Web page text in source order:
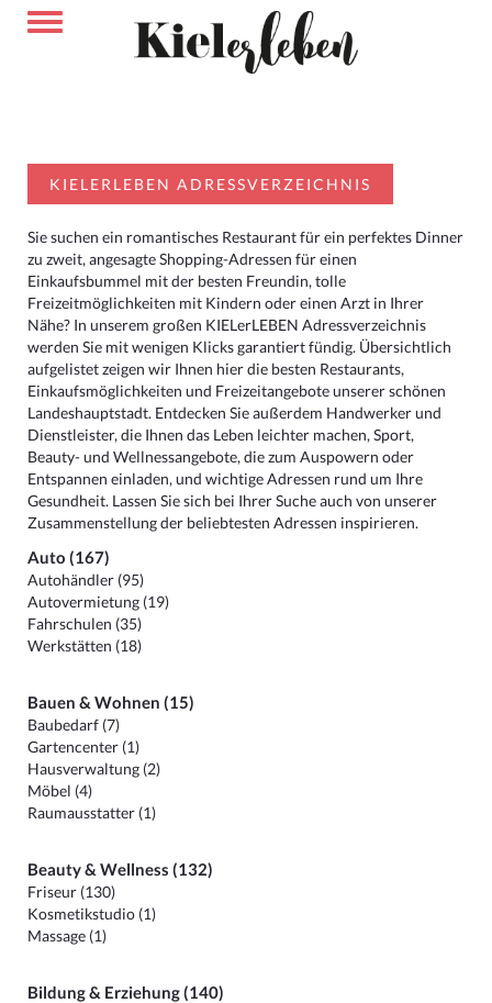
KIELERLEBEN ADRESSVERZEICHNIS
Sie suchen ein romantisches Restaurant für ein perfektes Dinner
zu zweit, angesagte Shopping-Adressen für einen
Einkaufsbummel mit der besten Freundin, tolle
Freizeitmöglichkeiten mit Kindern oder einen Arzt in Ihrer
Nähe? In unserem großen KIELerLEBEN Adressverzeichnis
werden Sie mit wenigen Klicks garantiert fündig. Übersichtlich
aufgelistet zeigen wir Ihnen hier die besten Restaurants,
Einkaufsmöglichkeiten und Freizeitangebote unserer schönen
Landeshauptstadt. Entdecken Sie außerdem Handwerker und
Dienstleister, die Ihnen das Leben leichter machen, Sport,
Beauty- und Wellnessangebote, die zum Auspowern oder
Entspannen einladen, und wichtige Adressen rund um Ihre
Gesundheit. Lassen Sie sich bei Ihrer Suche auch von unserer
Zusammenstellung der beliebtesten Adressen inspirieren.
Auto (167)
Autohändler (95)
Autovermietung (19)
Fahrschulen (35)
Werkstätten (18)
Bauen & Wohnen (15)
Baubedarf (7)
Gartencenter (1)
Hausverwaltung (2)
Möbel (4)
Raumausstatter (1)
Beauty & Wellness (132)
Friseur (130)
Kosmetikstudio (1)
Massage (1)
Bildung & Erziehung (140)